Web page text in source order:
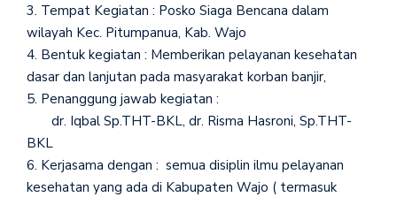
3. Tempat Kegiatan : Posko Siaga Bencana dalam
wilayah Kec. Pitumpanua, Kab. Wajo
4. Bentuk kegiatan : Memberikan pelayanan kesehatan
dasar dan lanjutan pada masyarakat korban banjir,
5. Penanggung jawab kegiatan :
dr. Iqbal Sp.THT-BKL, dr. Risma Hasroni, Sp.THT-
BKL
6. Kerjasama dengan : semua disiplin ilmu pelayanan
kesehatan yang ada di Kabupaten Wajo ( termasuk